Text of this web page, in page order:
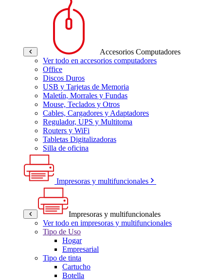
Accesorios Computadores
Ver todo en accesorios computadores
Office
Discos Duros
USB y Tarjetas de Memoria
Maletín, Morrales y Fundas
Mouse, Teclados y Otros
Cables, Cargadores y Adaptadores
Regulador, UPS y Multitoma
Routers y WiFi
Tabletas Digitalizadoras
Silla de oficina
Impresoras y multifuncionales
Impresoras y multifuncionales
Ver todo en impresoras y multifuncionales
Tipo de Uso
Hogar
Empresarial
Tipo de tinta
Cartucho
Botella